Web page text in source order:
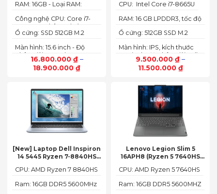
Quadro T1000 4G, Màn
15.6” FHD+)
16.800.000 ₫–
18.900.000 ₫
Màn hình: 15.6 inch - Độ
phân giải: FHD+ (1920 x
1200 px)
Ổ cứng: SSD 512GB M.2
Công nghệ CPU: Core i7-
10750H, 6 nhân, 12 luồng
RAM: 16GB - Loại RAM:
màn hình 14 inch FHD Cảm
9.500.000 ₫ –
11.500.000 ₫
Màn hình: IPS, kích thước
14.0 inch, độ phân giải Full
HD (1920 x 1080)
Ổ cứng: 512GB SSD M.2
RAM: 16 GB LPDDR3, tốc độ
CPU: Intel Core i7-8665U
[New] Laptop Dell Inspiron
14 5445 Ryzen 7-8840HS
Radeon 780M Màn 14inch
Ram: 16GB DDR5 5600MHz
CPU: AMD Ryzen 7 8840HS
Lenovo Legion Slim 5
16APH8 (Ryzen 5 7640HS
4060 16″ FHD+ 144Hz)
Ram: 16GB DDR5 5600MHZ
CPU: AMD Ryzen 5 7640HS